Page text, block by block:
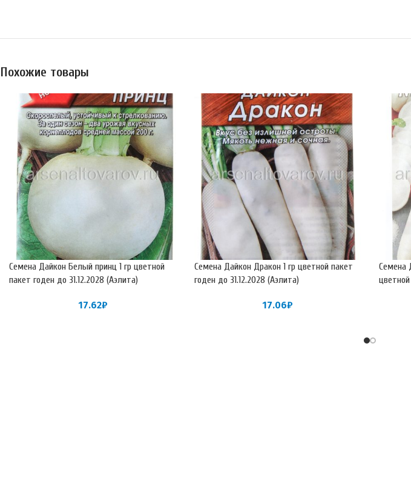
Похожие товары
Семена Дайкон Белый принц 1 гр цветной
пакет годен до 31.12.2028 (Аэлита)
17.62₽
Семена Дайкон Дракон 1 гр цветной пакет
годен до 31.12.2028 (Аэлита)
17.06₽
Семена